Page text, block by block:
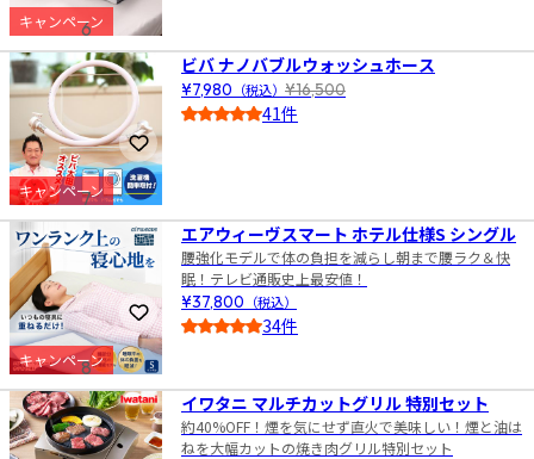
キャンペーン
お気に入りに登録
キャンペーン
6
ビバ ナノバブルウォッシュホース
¥7,980 （税込） ¥16,500
41件
お気に入りに登録
キャンペーン
7
エアウィーヴスマート ホテル仕様S シングル
腰強化モデルで体の負担を減らし朝まで腰ラク＆快
眠！テレビ通販史上最安値！
¥37,800 （税込）
34件
8
イワタニ マルチカットグリル 特別セット
約40%OFF！煙を気にせず直火で美味しい！煙と油は
ねを大幅カットの焼き肉グリル特別セット